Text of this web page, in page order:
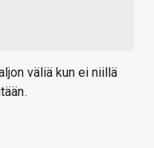
väliä kun ei niillä
.